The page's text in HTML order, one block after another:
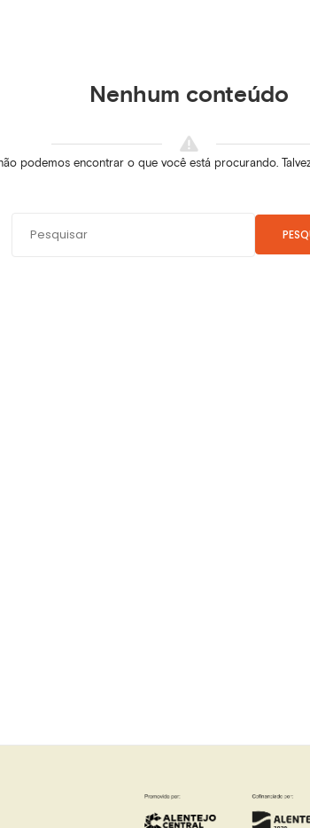
Nenhum conteúdo
podemos encontrar o que você está procurando.